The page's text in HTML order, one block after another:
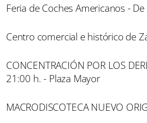
Feria de Coches Americanos -
Centro comercial e histórico de
CONCENTRACIÓN POR LOS
21:00 h. - Plaza Mayor
MACRODISCOTECA NUEVO